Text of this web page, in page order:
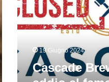
chiude,
addio
al
produttore
americano
19 Giugno 2024
Cascade